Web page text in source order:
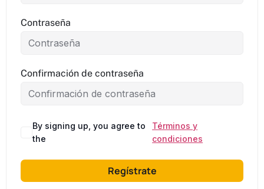
Contraseña
Confirmación de contraseña
Alternative:
By signing up, you agree to
the
Términos y
condiciones
Regístrate